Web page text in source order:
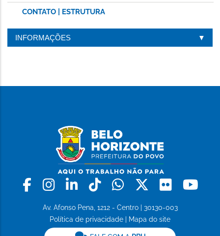
CONTATO | ESTRUTURA
INFORMAÇÕES
Facebook
Instagram
LinkedinTiktokWhatsapp
X Flickr
Av. Afonso Pena, 1212 - Centro | 30130-003
Política de privacidade
Mapa do site